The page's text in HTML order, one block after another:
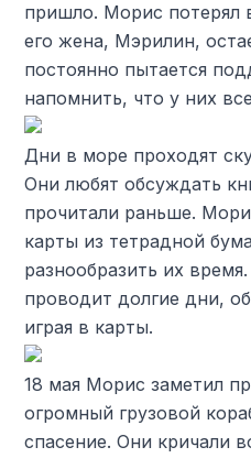
пришло. Морис потерял
его жена, Мэрилин,
постоянно пытается
напомнить, что у них
Дни в море проходят
Они любят обсуждать
прочитали раньше.
карты из тетрадной
разнообразить их
проводит долгие дни,
играя в карты.
18 мая Морис заметил
огромный грузовой
спасение. Они кричали